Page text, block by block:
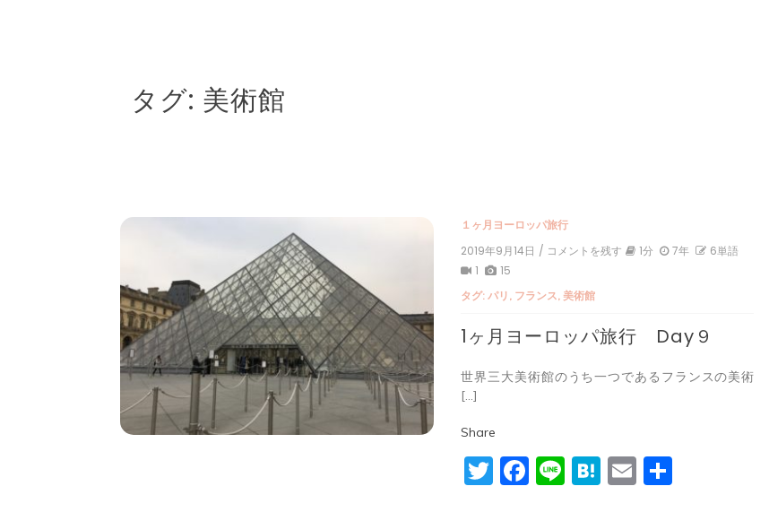
タグ: 美術館
１ヶ月ヨーロッパ旅行
2019年9月14日 / コメントを残す on
ー
ロ
パ
1分 7年
6単語
1
15
タグ:パリ , フランス ,美術館
1ヶ月ヨーロッパ旅行 Day９
世界三大美術館のうち一つであるフランスの美術
[…]
Share
Twitter
Facebook
LineHatena
Email